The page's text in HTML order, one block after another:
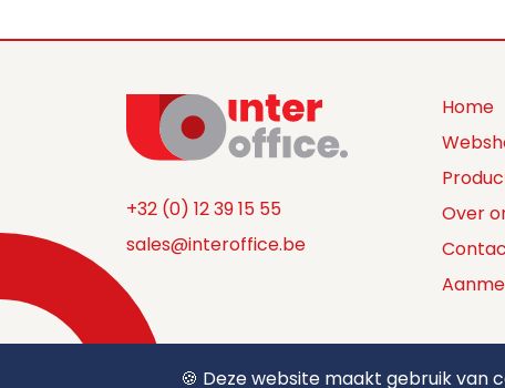
+32 (0) 12 39 15 55
sales@interoffice.be
Home
Over
🍪 Deze website maakt gebruik van